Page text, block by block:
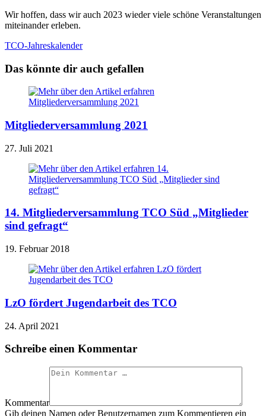
Wir hoffen, dass wir auch 2023 wieder viele schöne Veranstaltungen
miteinander erleben.
TCO-Jahreskalender
Das könnte dir auch gefallen
Mitgliederversammlung 2021
27. Juli 2021
14. Mitgliederversammlung TCO Süd „Mitglieder
sind gefragt“
19. Februar 2018
LzO fördert Jugendarbeit des TCO
24. April 2021
Schreibe einen Kommentar
Kommentar
Gib deinen Namen oder Benutzernamen zum Kommentieren ein